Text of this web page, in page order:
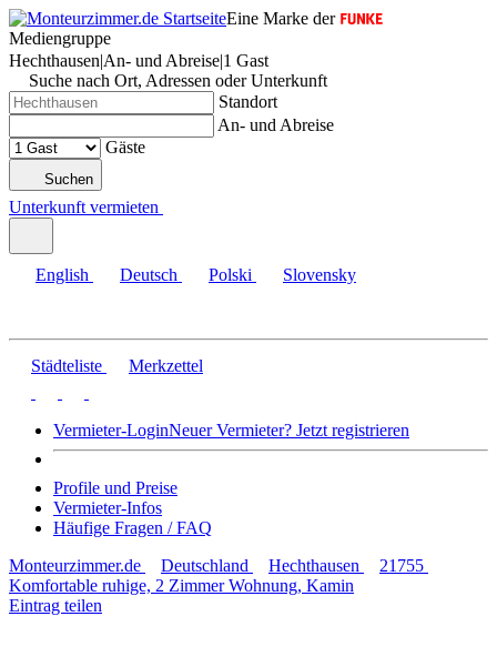
Eine Marke der
Mediengruppe
Hechthausen|An- und Abreise|1 Gast
Suche nach Ort, Adressen oder Unterkunft
Standort
An- und Abreise
Gäste
Suchen
Unterkunft vermieten
English Deutsch Polski Slovensky
Städteliste Merkzettel
Vermieter-LoginNeuer Vermieter? Jetzt registrieren
Profile und Preise
Vermieter-Infos
Häufige Fragen / FAQ
Monteurzimmer.de
Deutschland Hechthausen
21755
Komfortable ruhige, 2 Zimmer Wohnung, Kamin
Eintrag teilen